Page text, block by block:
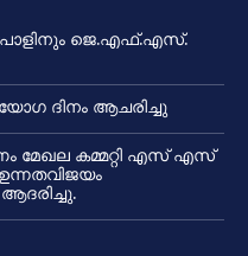
ജെ.എഫ്.എസ്.
ദിനം ആചരിച്ചു
മേഖല കമ്മറ്റി എസ് എസ്